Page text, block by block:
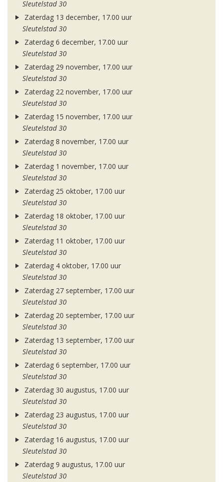
Sleutelstad 30
Zaterdag 13 december, 17.00 uur
Sleutelstad 30
Zaterdag 6 december, 17.00 uur
Sleutelstad 30
Zaterdag 29 november, 17.00 uur
Sleutelstad 30
Zaterdag 22 november, 17.00 uur
Sleutelstad 30
Zaterdag 15 november, 17.00 uur
Sleutelstad 30
Zaterdag 8 november, 17.00 uur
Sleutelstad 30
Zaterdag 1 november, 17.00 uur
Sleutelstad 30
Zaterdag 25 oktober, 17.00 uur
Sleutelstad 30
Zaterdag 18 oktober, 17.00 uur
Sleutelstad 30
Zaterdag 11 oktober, 17.00 uur
Sleutelstad 30
Zaterdag 4 oktober, 17.00 uur
Sleutelstad 30
Zaterdag 27 september, 17.00 uur
Sleutelstad 30
Zaterdag 20 september, 17.00 uur
Sleutelstad 30
Zaterdag 13 september, 17.00 uur
Sleutelstad 30
Zaterdag 6 september, 17.00 uur
Sleutelstad 30
Zaterdag 30 augustus, 17.00 uur
Sleutelstad 30
Zaterdag 23 augustus, 17.00 uur
Sleutelstad 30
Zaterdag 16 augustus, 17.00 uur
Sleutelstad 30
Zaterdag 9 augustus, 17.00 uur
Sleutelstad 30